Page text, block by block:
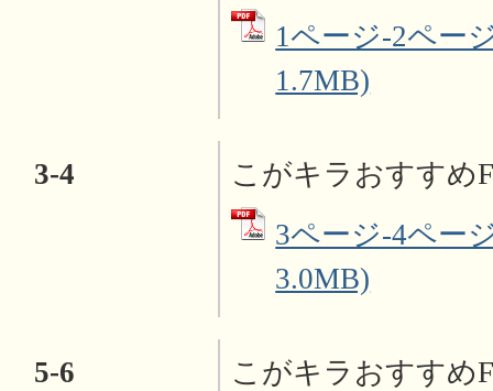
1ページ-2ペー
1.7MB)
3-4
こがキラおすすめ
3ページ-4ペー
3.0MB)
5-6
こがキラおすすめ